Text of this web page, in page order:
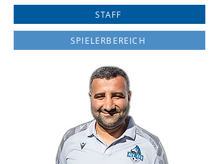
STAFF
SPIELERBEREICH